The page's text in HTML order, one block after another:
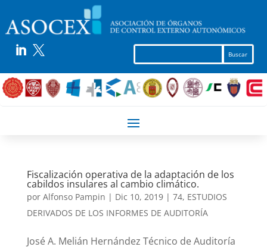
 
Fiscalización operativa de la adaptación de los
cabildos insulares al cambio climático.
por Alfonso Pampin | Dic 10, 2019| 74, ESTUDIOS
DERIVADOS DE LOS INFORMES DE AUDITORÍA
José A. Melián Hernández Técnico de Auditoría